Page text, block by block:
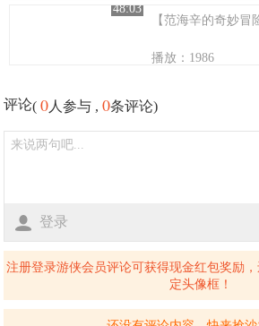
48:03
播放：1986
评论(0 人参与 ,0条评论)
登录
注册登录游侠会员评论可获得现金红包奖励
定头像框！